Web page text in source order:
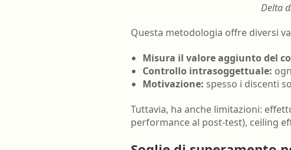
Delta
Questa metodologia offre diversi
Misura il valore aggiunto del
Controllo intrasoggettuale:
Motivazione: spesso i discenti
Tuttavia, ha anche limitazioni:
performance al post-test), ceiling